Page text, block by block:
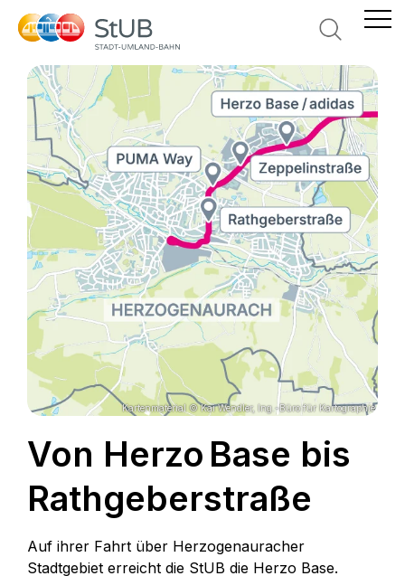
Kartenmaterial © Kai Wendler, Ing.-Büro für Kartographie
Von Herzo Base bis
Rathgeberstraße
Auf ihrer Fahrt über Herzogenauracher
Stadtgebiet erreicht die StUB die Herzo Base.